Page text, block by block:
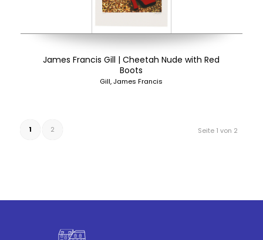
James Francis Gill | Cheetah Nude with Red
Boots
Gill, James Francis
Seite 1 von 2
1 2